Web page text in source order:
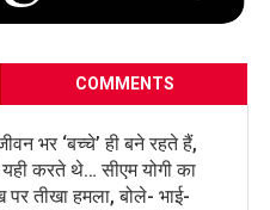
COMMENTS
भर ‘बच्चे’ ही बने रहते हैं,
यही करते थे… सीएम योगी का
पर तीखा हमला, बोले- भाई-